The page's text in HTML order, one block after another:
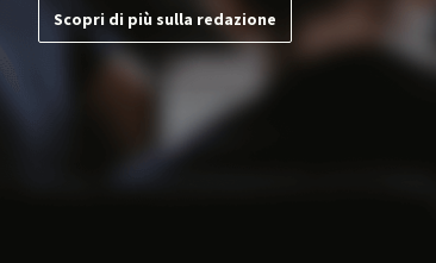
Scopri di più sulla redazione